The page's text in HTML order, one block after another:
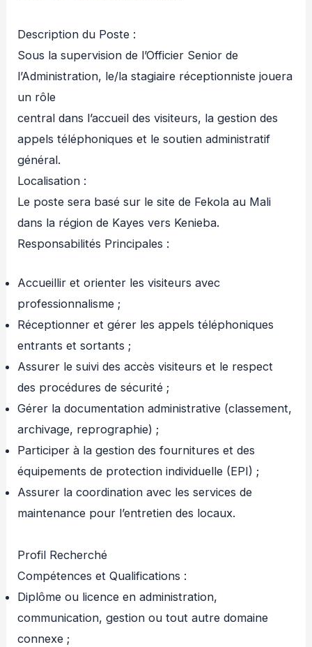
Description du Poste :
Sous la supervision de l’Officier Senior de
l’Administration, le/la stagiaire réceptionniste jouera
un rôle
central dans l’accueil des visiteurs, la gestion des
appels téléphoniques et le soutien administratif
général.
Localisation :
Le poste sera basé sur le site de Fekola au Mali
dans la région de Kayes vers Kenieba.
Responsabilités Principales :
Accueillir et orienter les visiteurs avec
professionnalisme ;
Réceptionner et gérer les appels téléphoniques
entrants et sortants ;
Assurer le suivi des accès visiteurs et le respect
des procédures de sécurité ;
Gérer la documentation administrative (classement,
archivage, reprographie) ;
Participer à la gestion des fournitures et des
équipements de protection individuelle (EPI) ;
Assurer la coordination avec les services de
maintenance pour l’entretien des locaux.
Profil Recherché
Compétences et Qualifications :
Diplôme ou licence en administration,
communication, gestion ou tout autre domaine
connexe ;